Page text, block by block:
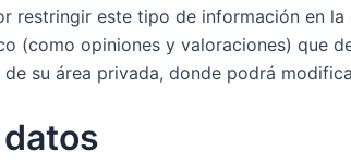
restringir este tipo de información en
(como opiniones y valoraciones) que
su área privada, donde podrá